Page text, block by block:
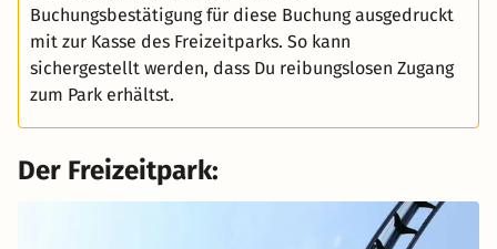
Buchungsbestätigung für diese Buchung ausgedruckt
mit zur Kasse des Freizeitparks. So kann
sichergestellt werden, dass Du reibungslosen Zugang
zum Park erhältst.
Der Freizeitpark: